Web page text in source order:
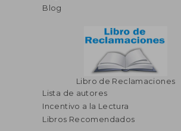
Blog
Libro de Reclamaciones
Lista de autores
Incentivo a la Lectura
Libros Recomendados